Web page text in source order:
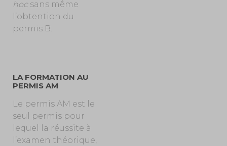
hocsans même
l’obtention du
permis B.
LA FORMATION AU
PERMIS AM
Le permis AM est le
seul permis pour
lequel la réussite à
l’examen théorique,